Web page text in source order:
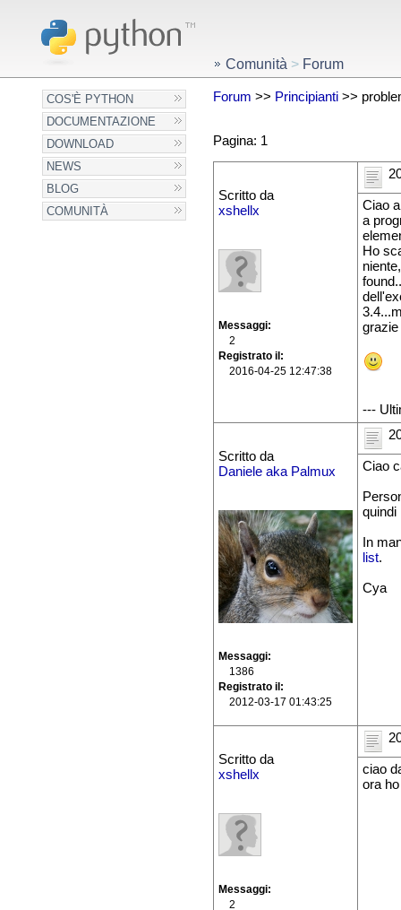
COS'È PYTHON
DOCUMENTAZIONE
DOWNLOAD
NEWS
BLOG
COMUNITÀ
Comunità > Forum
Forum >> Principianti>>
Pagina: 1
Scritto da
xshellx
Messaggi
2
Registrato il
2016-04-25 12:47:38
Ciao
a
Ho
grazie
---
Scritto da
Daniele aka Palmux
Messaggi
1386
Registrato il
2012-03-17 01:43:25
Ciao
quindi
In
list.
Cya
Scritto da
xshellx
Messaggi
2
ciao
ora